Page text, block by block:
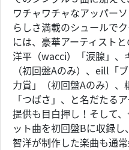
ワチャワチャなアッパー
らしさ満載のシュールで
には、豪華アーティスト
洋平（wacci）「涙腺」、
（初回盤Aのみ）、eill「
力賞」（初回盤Aのみ）、
「つばさ」、と名だたる
提供も目白押し！そして
ット曲を初回盤Bに収録
智洋が制作した楽曲も通